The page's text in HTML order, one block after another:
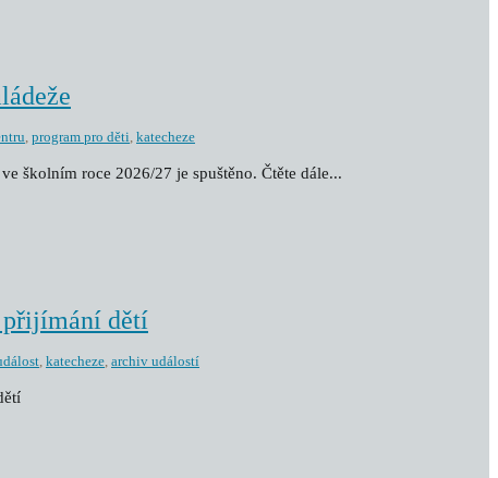
, program pro děti, katecheze
školním roce 2026/27 je spuštěno. Čtěte dále...
přijímání dětí
, katecheze, archiv událostí